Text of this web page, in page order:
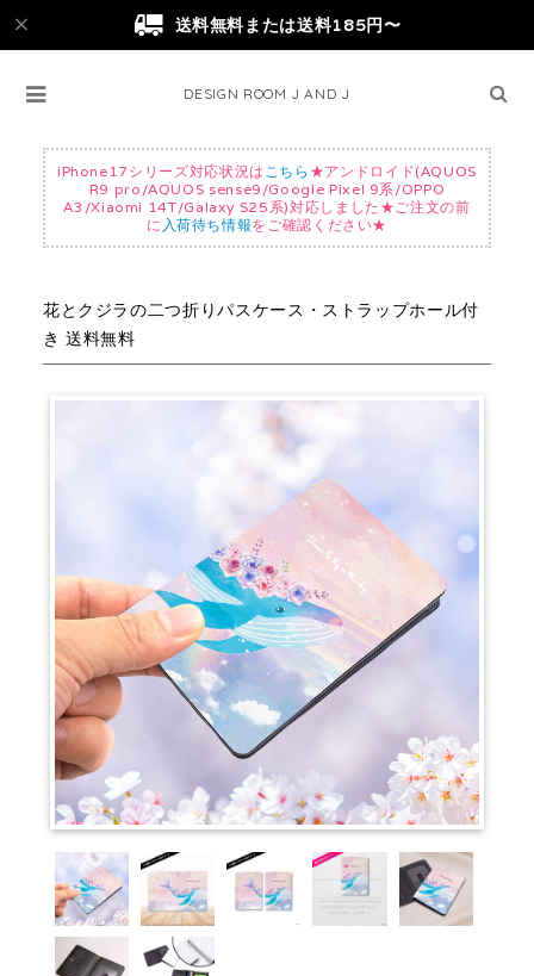
送料無料または送料185円〜
DESIGN ROOM J AND J
iPhone17シリーズ対応状況は こちら ★アンドロイド(AQUOS
R9 pro/AQUOS sense9/Google Pixel 9系/OPPO
A3/Xiaomi 14T/Galaxy S25系)対応しました★ご注文の前
に 入荷待ち情報をご確認ください★
花とクジラの二つ折りパスケース・ストラップホール付
き 送料無料